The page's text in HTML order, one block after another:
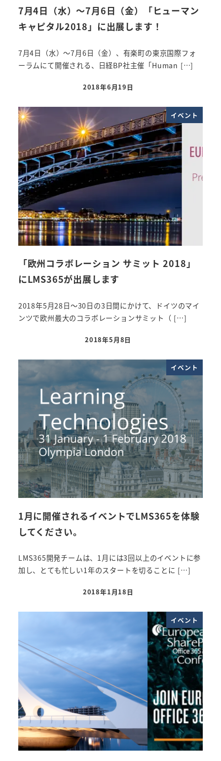
7月4日（水）～7月6日（金）「ヒューマン
キャピタル2018」に出展します！
7月4日（水）～7月6日（金）、有楽町の東京国際フォ
ーラムにて開催される、日経BP社主催「Human […]
投稿日
2018年6月19日
イベント
「欧州コラボレーション サミット 2018」
にLMS365が出展します
2018年5月28日～30日の3日間にかけて、ドイツのマイ
ンツで欧州最大のコラボレーションサミット（ […]
投稿日
2018年5月8日
イベント
1月に開催されるイベントでLMS365を体験
してください。
LMS365開発チームは、1月には3回以上のイベントに参
加し、とても忙しい1年のスタートを切ることに […]
投稿日
2018年1月18日
イベント